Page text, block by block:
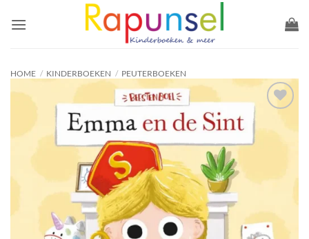
naar
HOME / KINDERBOEKEN / PEUTERBOEKEN